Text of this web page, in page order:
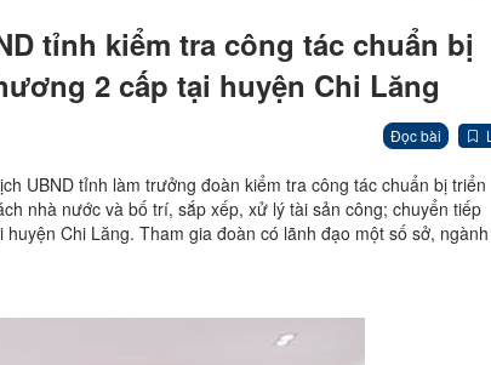
tỉnh kiểm tra công tác chuẩn bị
2 cấp tại huyện Chi Lăng
Đọc bài
UBND tỉnh làm trưởng đoàn kiểm tra công tác chuẩn bị triển
nhà nước và bố trí, sắp xếp, xử lý tài sản công; chuyển tiếp
Chi Lăng. Tham gia đoàn có lãnh đạo một số sở, ngành